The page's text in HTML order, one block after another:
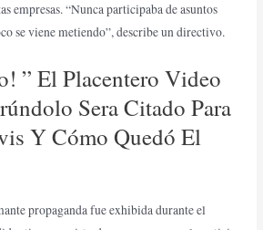
empresas. “Nunca participaba de asuntos
se viene metiendo”, describe un directivo.
” El Placentero Video
Sera Citado Para
Y Cómo Quedó El
propaganda fue exhibida durante el